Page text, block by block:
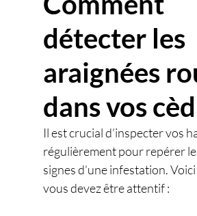
détecter les
araignées
dans vos
Il est crucial d’inspecter vos
régulièrement pour repérer
signes d’une infestation.
vous devez être attentif :